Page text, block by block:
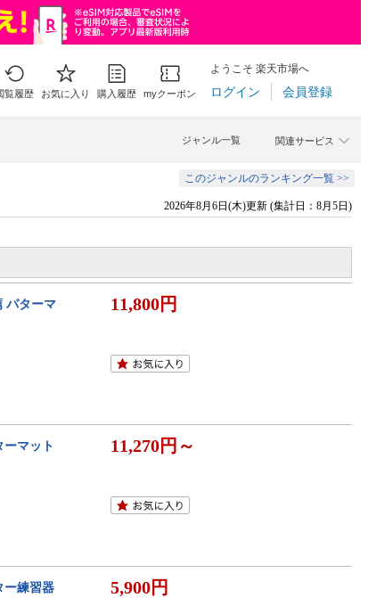
覧履歴 お気に入り 購入履歴 myクーポン
ようこそ 楽天市場へ
ログイン 会員登録
関連サービス
ジャンル一覧
このジャンルのランキング一覧 >>
2026年8月6日(木)更新 (集計日：8月5日)
パターマ
11,800円
ーマット
11,270円～
ー練習器
5,900円